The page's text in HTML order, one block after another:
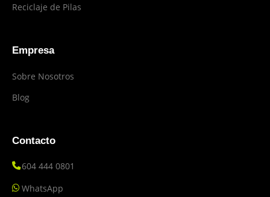
Reciclaje de Pilas
Empresa
Sobre Nosotros
Blog
Contacto
604 444 0801
WhatsApp